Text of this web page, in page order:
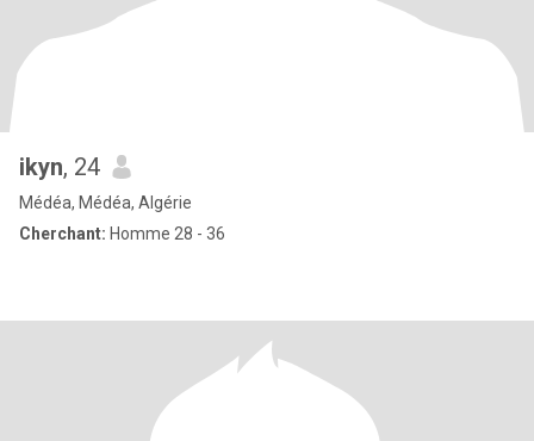
ikyn, 24
Médéa, Médéa, Algérie
Cherchant: Homme 28 - 36